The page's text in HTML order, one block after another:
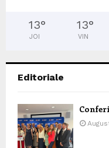
13°
JOI
13°
VIN
Editoriale